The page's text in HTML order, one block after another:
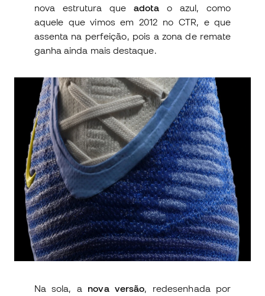
nova estrutura queadotao azul, como
aquele que vimos em 2012 no CTR, e que
assenta na perfeição, pois a zona de remate
ganha ainda mais destaque.
Na sola, a nova versão, redesenhada por